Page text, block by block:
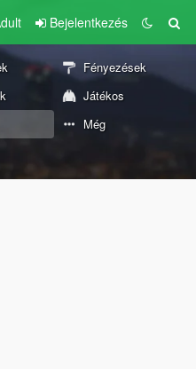
Bejelentkezés
Fényezések
Játékos
Még